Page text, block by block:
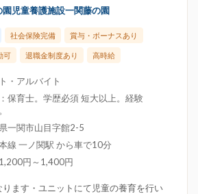
児童養護施設一関藤の園
社会保険完備 賞与・ボーナスあり
可 退職金制度あり 高時給
・アルバイト
保育士。学歴必須 短大以上。経験
一関市山目字館2-5
線 一ノ関駅 から車で10分
円～1,400円
ます・ユニットにて児童の養育を行い